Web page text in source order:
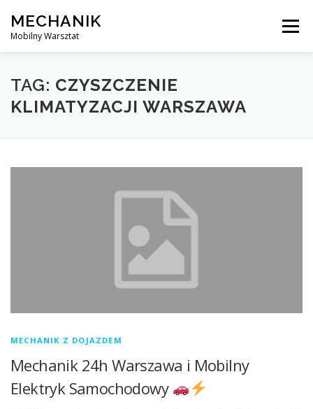
content
MECHANIK
Mobilny Warsztat
Menu
MOBILNY MECHANIK ELEKTRYK SAMOCHODOWY
TAG: CZYSZCZENIE
KLIMATYZACJI WARSZAWA
MECHANIK Z DOJAZDEM
Mechanik 24h Warszawa i Mobilny
Elektryk Samochodowy